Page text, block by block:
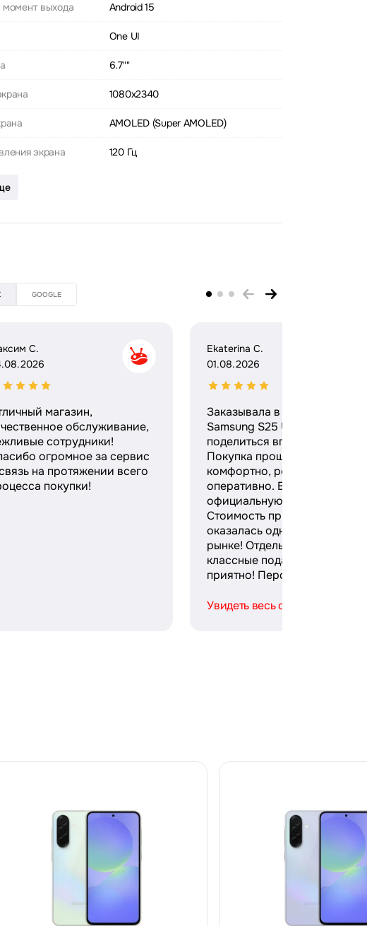
выхода Android 15
One UI
6.7""
1080x2340
AMOLED (Super AMOLED)
экрана 120 Гц
GOOGLE
С.
магазин,
обслуживание,
сотрудники!
огромное за сервис
на протяжении всего
покупки!
Ekaterina C.
01.08.2026
Заказывала в этом магазине
Samsung S25 Ultra и хочу
поделиться впечатлениями.
Покупка прошла максимально
комфортно, ребята работают
оперативно. Выдали
официальную гарантию и чек.
Стоимость при этом
оказалась одной из лучших на
рынке! Отдельное спасибо за
классные подарки — безумно
приятно! Персонал ...
Увидеть весь отзыв